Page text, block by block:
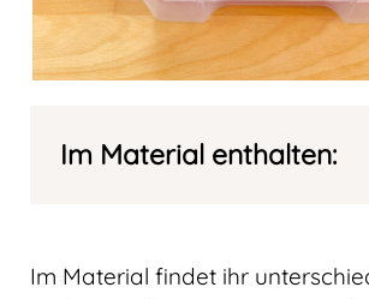
Im Material enthalten:
Im Material findet ihr